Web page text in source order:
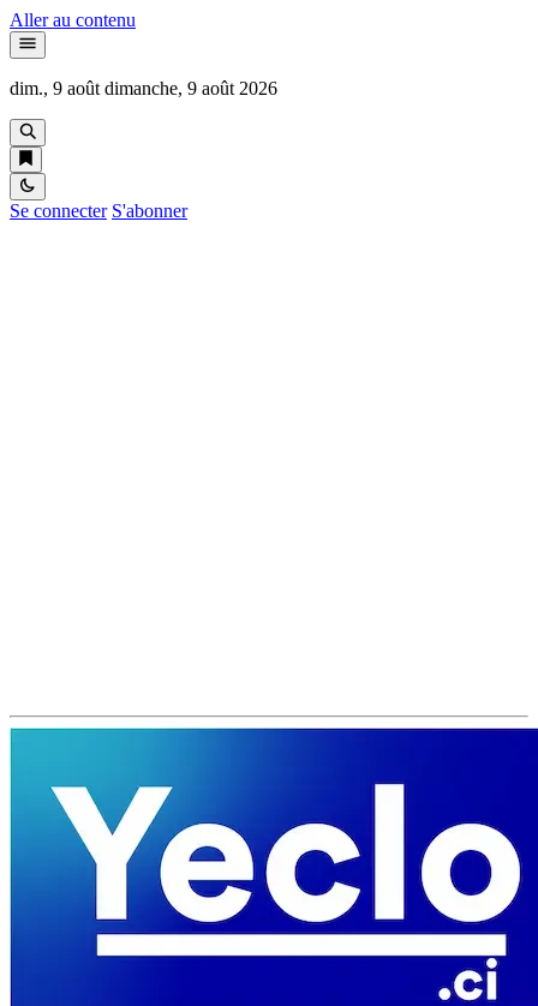
Aller au contenu
dim., 9 août dimanche, 9 août 2026
Se connecter S'abonner